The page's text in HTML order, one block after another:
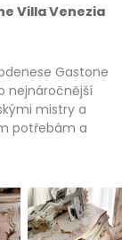
Villa Venezia
Gastone
nejnáročnější
mistry a
potřebám a